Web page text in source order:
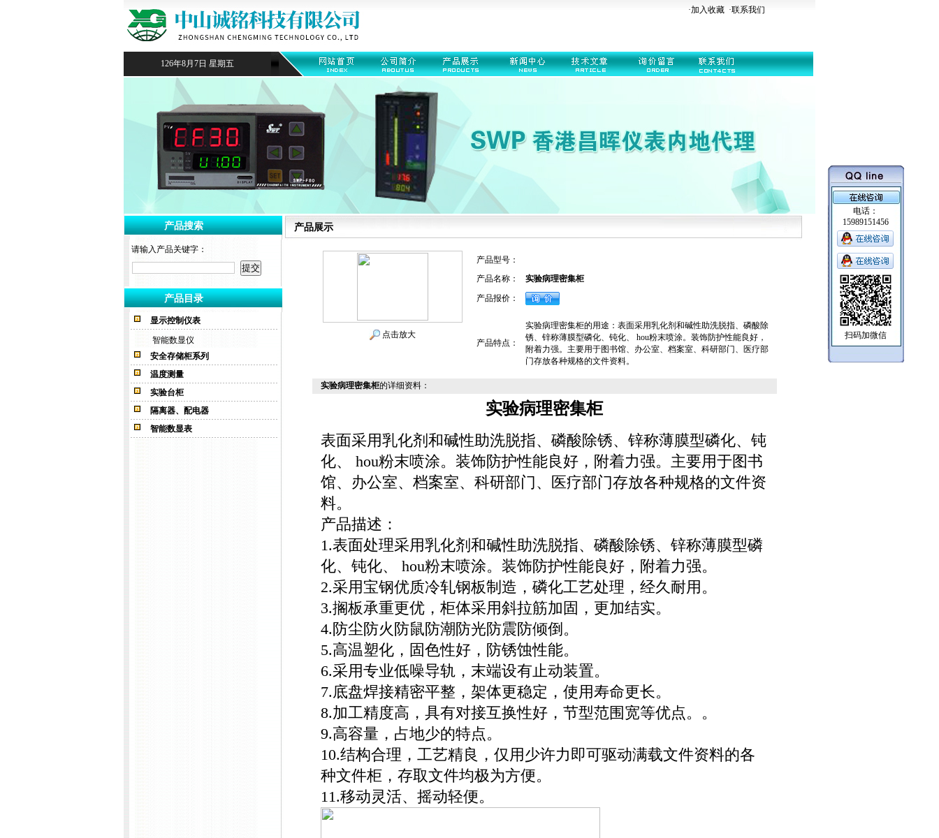
·加入收藏 ·联系我们
126年8月7日 星期五
产品搜索
请输入产品关键字：
产品目录
显示控制仪表
智能数显仪
安全存储柜系列
温度测量
实验台柜
隔离器、配电器
智能数显表
产品展示
点击放大
产品型号：
产品名称：
实验病理密集柜
产品报价：
产品特点：
实验病理密集柜的用途：表面采用乳化剂和碱性助洗脱指、磷酸除
锈、锌称薄膜型磷化、钝化、 hou粉末喷涂。装饰防护性能良好，
附着力强。主要用于图书馆、办公室、档案室、科研部门、医疗部
门存放各种规格的文件资料。
实验病理密集柜的详细资料：
实验病理密集柜
表面采用乳化剂和碱性助洗脱指、磷酸除锈、锌称薄膜型磷化、钝
化、
hou粉末喷涂。装饰防护性能良好，附着力强。主要用于图书
馆、办公室、档案室、科研部门、医疗部门存放各种规格的文件资
料。
产品描述：
1.表面处理采用乳化剂和碱性助洗脱指、磷酸除锈、锌称薄膜型磷
化、钝化、 hou粉末喷涂。装饰防护性能良好，附着力强。
2.采用宝钢优质冷轧钢板制造，磷化工艺处理，经久耐用。
3.搁板承重更优，柜体采用斜拉筋加固，更加结实。
4.防尘防火防鼠防潮防光防震防倾倒。
5.高温塑化，固色性好，防锈蚀性能。
6.采用专业低噪导轨，末端设有止动装置。
7.底盘焊接精密平整，架体更稳定，使用寿命更长。
8.加工精度高，具有对接互换性好，节型范围宽等优点。。
9.高容量，占地少的特点。
10.结构合理，工艺精良，仅用少许力即可驱动满载文件资料的各
种文件柜，存取文件均极为方便。
11.移动灵活、摇动轻便。
电话：
15989151456
扫码加微信